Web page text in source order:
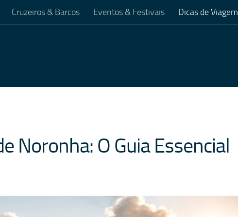
Cruzeiros & Barcos Eventos & Festivais Dicas de Viagem
Noronha: O Guia Essencial